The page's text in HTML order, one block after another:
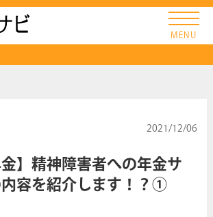
MENU
2021/12/06
金】精神障害者への年金サ
容を紹介します！？①